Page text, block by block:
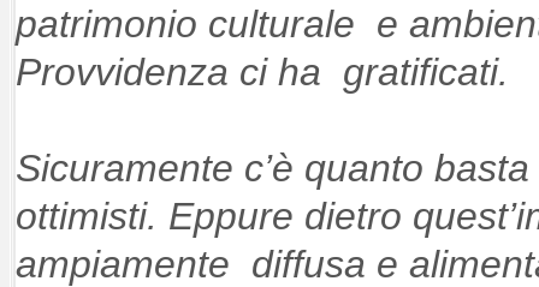
patrimonio culturale e
Provvidenza ci ha gratificati.
Sicuramente c’è quanto
ottimisti. Eppure dietro
ampiamente diffusa e